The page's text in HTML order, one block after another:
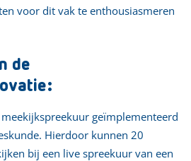
voor dit vak te enthousiasmeren
de
geïmplementeerd
Hierdoor kunnen 20
bij een live spreekuur van een